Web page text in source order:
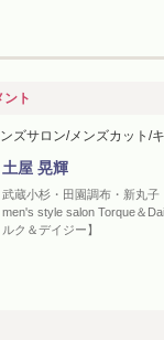
ント
ズサロン/メンズカット/
土屋 晃輝
武蔵小杉・田園調布・新丸子
men's style salon Torque＆
ルク＆デイジー】